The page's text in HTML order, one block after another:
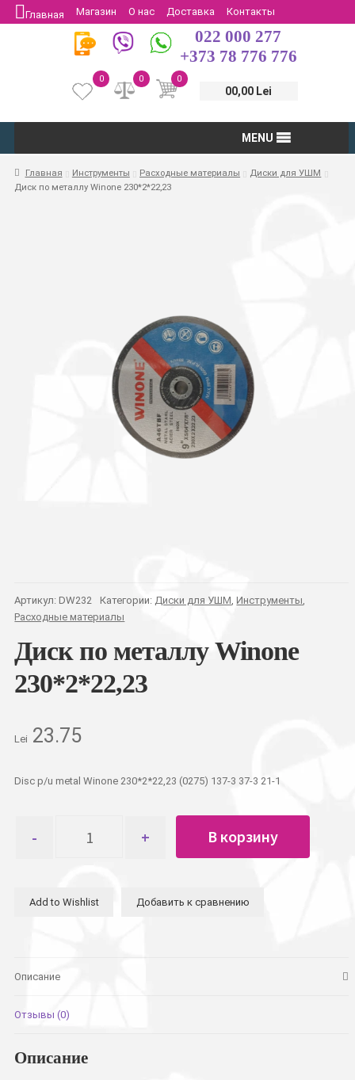
Главная Магазин О нас Доставка
Контакты
Защита потребителей
Возврат
022 000 277
+373 78 776 776
0
00,00 Lei
0
0
MENU
Главная Инструменты Расходные материалы
Диски для УШМ
Диск по металлу Winone 230*2*22,23
Артикул: DW232 Категории: Диски для УШМ,Инструменты,
Расходные материалы
Диск по металлу Winone
230*2*22,23
Lei 23.75
Disc p/u metal Winone 230*2*22,23 (0275) 137-3 37-3 21-1
товара
Winone
В корзину
Add to Wishlist Добавить к сравнению
Описание
Отзывы (0)
Описание